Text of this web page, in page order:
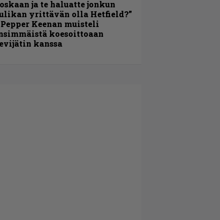
ja te haluatte jonkun
yrittävän olla Hetfield?”
Keenan muisteli
koesoittoaan
kanssa